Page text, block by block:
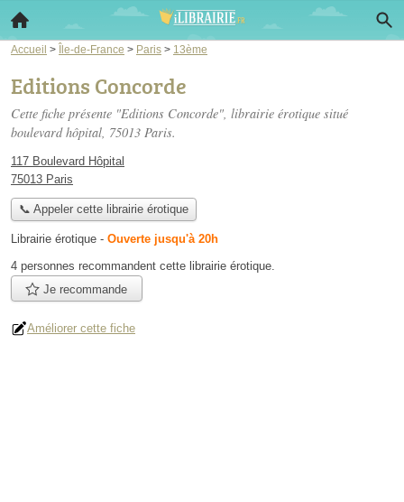
Accueil > Île-de-France > Paris > 13ème
Editions Concorde
Cette fiche présente "Editions Concorde", librairie érotique situé
boulevard hôpital, 75013 Paris.
117 Boulevard Hôpital
75013 Paris
📞 Appeler cette librairie érotique
Librairie érotique - Ouverte jusqu'à 20h
4 personnes recommandent cette librairie érotique.
Je recommande
Améliorer cette fiche